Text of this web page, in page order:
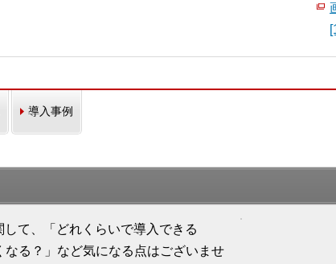
導入事例
して、「どれくらいで導入できる
る？」など気になる点はございませ